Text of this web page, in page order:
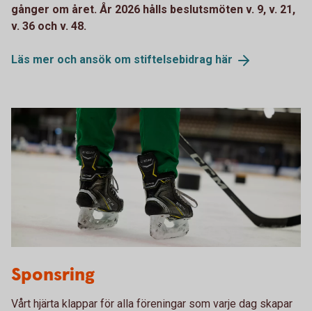
gånger om året. År 2026 hålls beslutsmöten v. 9, v. 21,
v. 36 och v. 48.
Läs mer och ansök om stiftelsebidrag här
Sponsring
Vårt hjärta klappar för alla föreningar som varje dag skapar